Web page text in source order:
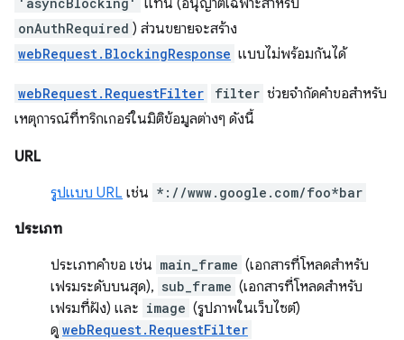
แทน (อนุญาตเฉพาะสำหรับ
onAuthRequired ) ส่วนขยายจะสร้าง
webRequest.BlockingResponse แบบไม่พร้อมกันได้
webRequest.RequestFilter filter ช่วยจำกัดคำขอสำหรับ
เหตุการณ์ที่ทริกเกอร์ในมิติข้อมูลต่างๆ ดังนี้
URL
รูปแบบ URL เช่น *://www.google.com/foo*bar
ประเภท
ประเภทคำขอ เช่น main_frame (เอกสารที่โหลดสำหรับ
เฟรมระดับบนสุด), sub_frame (เอกสารที่โหลดสำหรับ
เฟรมที่ฝัง) และ image (รูปภาพในเว็บไซต์)
ดู webRequest.RequestFilter